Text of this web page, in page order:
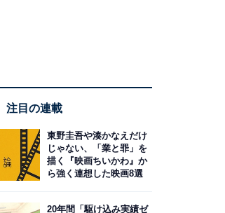
注目の連載
東野圭吾や湊かなえだけ
じゃない、「業と罪」を
描く『映画ちいかわ』か
ら強く連想した映画8選
20年間「駆け込み実績ゼ